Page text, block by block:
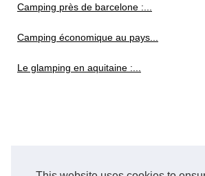
Camping près de barcelone :...
Camping économique au pays...
Le glamping en aquitaine :...